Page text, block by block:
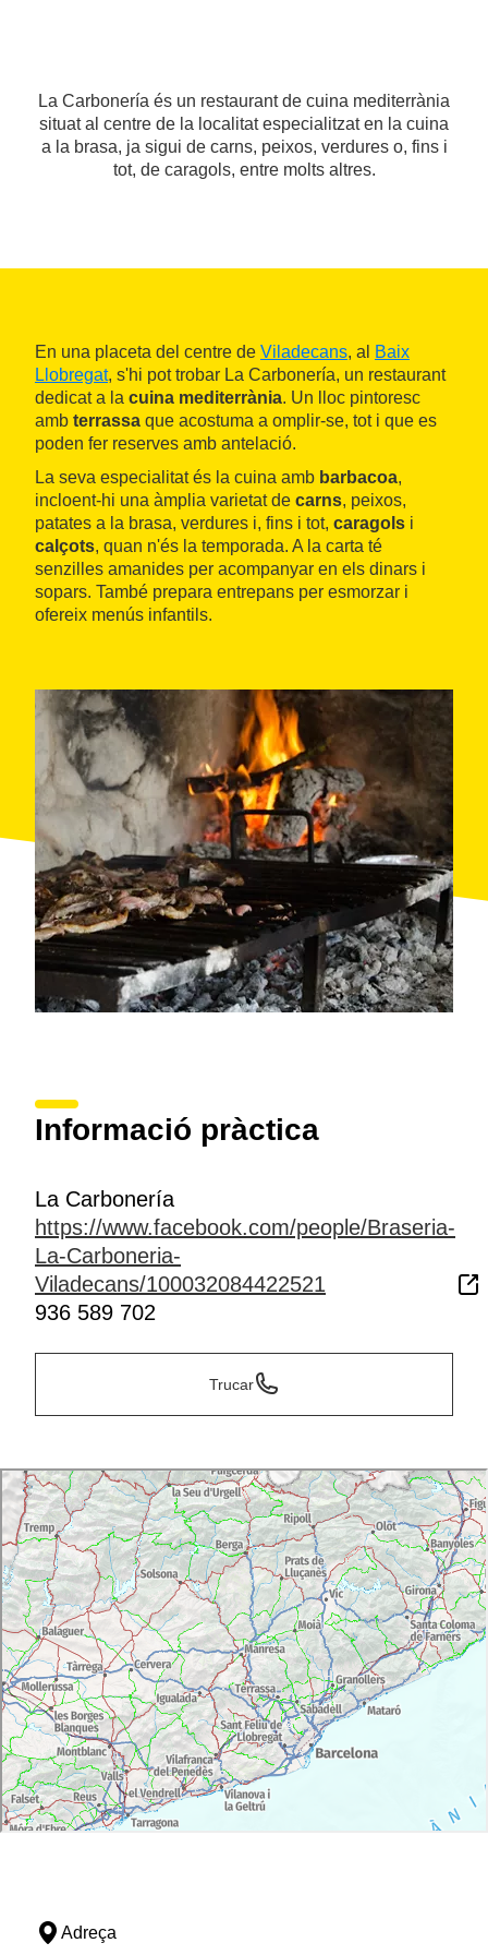
La Carbonería és un restaurant de cuina mediterrània
situat al centre de la localitat especialitzat en la cuina
a la brasa, ja sigui de carns, peixos, verdures o, fins i
tot, de caragols, entre molts altres.
En una placeta del centre de Viladecans, al
Baix
Llobregat, s'hi pot trobar La Carbonería, un restaurant
dedicat a la cuina mediterrània. Un lloc pintoresc
amb terrassa que acostuma a omplir-se, tot i que es
poden fer reserves amb antelació.
La seva especialitat és la cuina amb barbacoa,
incloent-hi una àmplia varietat de carns, peixos,
patates a la brasa, verdures i, fins i tot, caragols i
calçots, quan n'és la temporada. A la carta té
senzilles amanides per acompanyar en els dinars i
sopars. També prepara entrepans per esmorzar i
ofereix menús infantils.
Informació pràctica
La Carbonería
https://www.facebook.com/people/Braseria-
La-Carboneria-
Viladecans/100032084422521
936 589 702
Trucar
Adreça